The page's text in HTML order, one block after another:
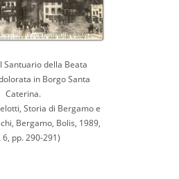
Santuario della Beata
in Borgo Santa
Caterina.
Storia di Bergamo e
Bergamo, Bolis, 1989,
6, pp. 290-291)